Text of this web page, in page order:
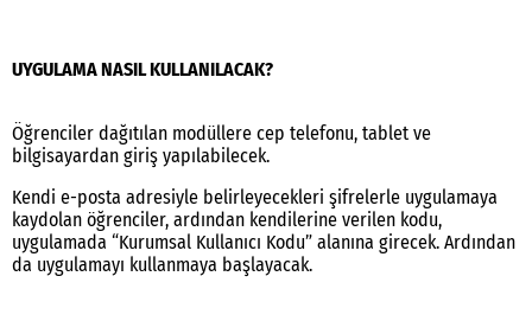
UYGULAMA NASIL KULLANILACAK?
Öğrenciler dağıtılan modüllere cep telefonu, tablet ve
bilgisayardan giriş yapılabilecek.
Kendi e-posta adresiyle belirleyecekleri şifrelerle uygulamaya
kaydolan öğrenciler, ardından kendilerine verilen kodu,
uygulamada “Kurumsal Kullanıcı Kodu” alanına girecek. Ardından
da uygulamayı kullanmaya başlayacak.